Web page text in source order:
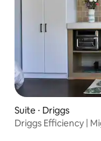
Suite ⋅ Driggs
Driggs Efficiency |